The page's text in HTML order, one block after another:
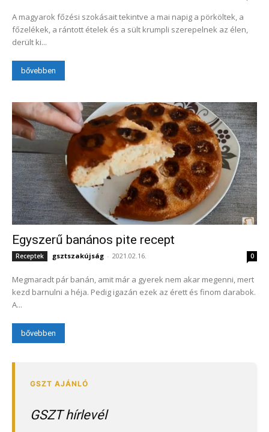
A magyarok főzési szokásait tekintve a mai napig a pörköltek, a
főzelékek, a rántott ételek és a sült krumpli szerepelnek az élen,
derült ki...
bővebben
Egyszerű banános pite recept
Receptek gsztszakújság - 2021.02.16. 0
Megmaradt pár banán, amit már a gyerek nem akar megenni, mert
kezd barnulni a héja. Pedig igazán ezek az érett és finom darabok.
A...
bővebben
GSZT hírlevél